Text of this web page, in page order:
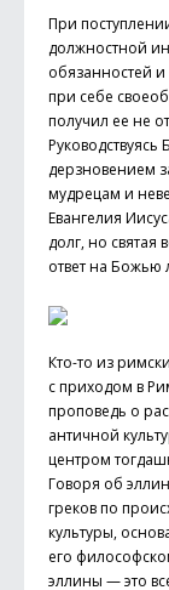
При
должностной
обязанностей и
при себе
получил ее не
дерзновением
мудрецам и
Евангелия
долг, но
ответ на Божью
Кто-то из
с приходом в
проповедь о
античной
центром
Говоря об
греков по
культуры,
его
эллины — это